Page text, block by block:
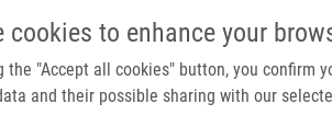
cookies to enhance your
the "Accept all cookies" button, you confirm
and their possible sharing with our